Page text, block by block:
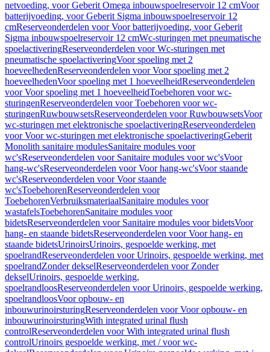
netvoeding, voor Geberit Omega inbouwspoelreservoir 12 cmVoor
batterijvoeding, voor Geberit Sigma inbouwspoelreservoir 12
cmReserveonderdelen voor Voor batterijvoeding, voor Geberit
Sigma inbouwspoelreservoir 12 cmWc-sturingen met pneumatische
spoelactiveringReserveonderdelen voor Wc-sturingen met
pneumatische spoelactiveringVoor spoeling met 2
hoeveelhedenReserveonderdelen voor Voor spoeling met 2
hoeveelhedenVoor spoeling met 1 hoeveelheidReserveonderdelen
voor Voor spoeling met 1 hoeveelheidToebehoren voor wc-
sturingenReserveonderdelen voor Toebehoren voor wc-
sturingenRuwbouwsetsReserveonderdelen voor RuwbouwsetsVoor
wc-sturingen met elektronische spoelactiveringReserveonderdelen
voor Voor wc-sturingen met elektronische spoelactiveringGeberit
Monolith sanitaire modulesSanitaire modules voor
wc'sReserveonderdelen voor Sanitaire modules voor wc'sVoor
hang-wc'sReserveonderdelen voor Voor hang-wc'sVoor staande
wc'sReserveonderdelen voor Voor staande
wc'sToebehorenReserveonderdelen voor
ToebehorenVerbruiksmateriaalSanitaire modules voor
wastafelsToebehorenSanitaire modules voor
bidetsReserveonderdelen voor Sanitaire modules voor bidetsVoor
hang- en staande bidetsReserveonderdelen voor Voor hang- en
staande bidetsUrinoirsUrinoirs, gespoelde werking, met
spoelrandReserveonderdelen voor Urinoirs, gespoelde werking, met
spoelrandZonder dekselReserveonderdelen voor Zonder
dekselUrinoirs, gespoelde werking,
spoelrandloosReserveonderdelen voor Urinoirs, gespoelde werking,
spoelrandloosVoor opbouw- en
inbouwurinoirsturingReserveonderdelen voor Voor opbouw- en
inbouwurinoirsturingWith integrated urinal flush
controlReserveonderdelen voor With integrated urinal flush
controlUrinoirs gespoelde werking, met / voor wc-